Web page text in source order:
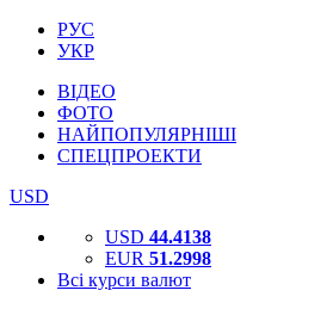
РУС
УКР
ВІДЕО
ФОТО
НАЙПОПУЛЯРНІШІ
СПЕЦПРОЕКТИ
USD
USD 44.4138
EUR 51.2998
Всі курси валют